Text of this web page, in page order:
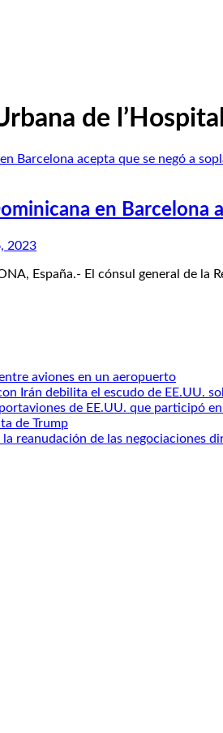
de
en
2023
España.- El cónsul general de
aviones en un aeropuerto
Irán debilita el escudo de EE.UU.
de EE.UU. que participó
de Trump
reanudación de las negociaciones